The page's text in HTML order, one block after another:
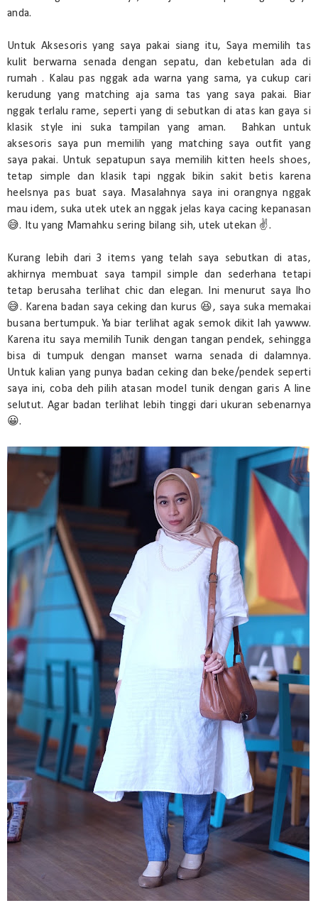
anda.
Untuk Aksesoris yang saya pakai siang itu, Saya memilih tas
kulit berwarna senada dengan sepatu, dan kebetulan ada di
rumah . Kalau pas nggak ada warna yang sama, ya cukup cari
kerudung yang matching aja sama tas yang saya pakai. Biar
nggak terlalu rame, seperti yang di sebutkan di atas kan gaya si
klasik style ini suka tampilan yang aman. Bahkan untuk
aksesoris saya pun memilih yang matching saya outfit yang
saya pakai. Untuk sepatupun saya memilih kitten heels shoes,
tetap simple dan klasik tapi nggak bikin sakit betis karena
heelsnya pas buat saya. Masalahnya saya ini orangnya nggak
mau idem, suka utek utek an nggak jelas kaya cacing kepanasan
😅. Itu yang Mamahku sering bilang sih, utek utekan ✌.
Kurang lebih dari 3 items yang telah saya sebutkan di atas,
akhirnya membuat saya tampil simple dan sederhana tetapi
tetap berusaha terlihat chic dan elegan. Ini menurut saya lho
😅. Karena badan saya ceking dan kurus 😆, saya suka memakai
busana bertumpuk. Ya biar terlihat agak semok dikit lah yawww.
Karena itu saya memilih Tunik dengan tangan pendek, sehingga
bisa di tumpuk dengan manset warna senada di dalamnya.
Untuk kalian yang punya badan ceking dan beke/pendek seperti
saya ini, coba deh pilih atasan model tunik dengan garis A line
selutut. Agar badan terlihat lebih tinggi dari ukuran sebenarnya
😀.